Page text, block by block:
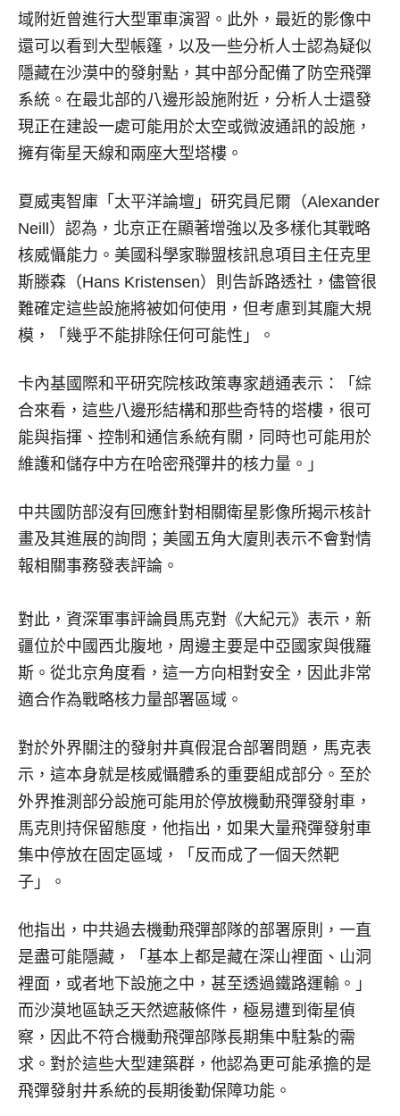
域附近曾進行大型軍車演習。此外，最近的影像中
還可以看到大型帳篷，以及一些分析人士認為疑似
隱藏在沙漠中的發射點，其中部分配備了防空飛彈
系統。在最北部的八邊形設施附近，分析人士還發
現正在建設一處可能用於太空或微波通訊的設施，
擁有衛星天線和兩座大型塔樓。
夏威夷智庫「太平洋論壇」研究員尼爾（Alexander
Neill）認為，北京正在顯著增強以及多樣化其戰略
核威懾能力。美國科學家聯盟核訊息項目主任克里
斯滕森（Hans Kristensen）則告訴路透社，儘管很
難確定這些設施將被如何使用，但考慮到其龐大規
模，「幾乎不能排除任何可能性」。
卡內基國際和平研究院核政策專家趙通表示：「綜
合來看，這些八邊形結構和那些奇特的塔樓，很可
能與指揮、控制和通信系統有關，同時也可能用於
維護和儲存中方在哈密飛彈井的核力量。」
中共國防部沒有回應針對相關衛星影像所揭示核計
畫及其進展的詢問；美國五角大廈則表示不會對情
報相關事務發表評論。
對此，資深軍事評論員馬克對《大紀元》表示，新
疆位於中國西北腹地，周邊主要是中亞國家與俄羅
斯。從北京角度看，這一方向相對安全，因此非常
適合作為戰略核力量部署區域。
對於外界關注的發射井真假混合部署問題，馬克表
示，這本身就是核威懾體系的重要組成部分。至於
外界推測部分設施可能用於停放機動飛彈發射車，
馬克則持保留態度，他指出，如果大量飛彈發射車
集中停放在固定區域，「反而成了一個天然靶
子」。
他指出，中共過去機動飛彈部隊的部署原則，一直
是盡可能隱藏，「基本上都是藏在深山裡面、山洞
裡面，或者地下設施之中，甚至透過鐵路運輸。」
而沙漠地區缺乏天然遮蔽條件，極易遭到衛星偵
察，因此不符合機動飛彈部隊長期集中駐紮的需
求。對於這些大型建築群，他認為更可能承擔的是
飛彈發射井系統的長期後勤保障功能。